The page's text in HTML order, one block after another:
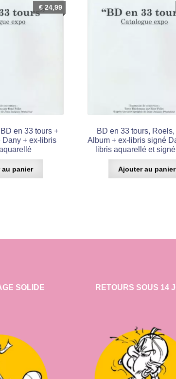
en 33 tours +
+ ex-libris
€24,99
panier
BD en 33 tours, Roels,
Album + ex-libris signé
libris aquarellé et
Ajouter au panier
SOLIDE RETOURS SOUS 14